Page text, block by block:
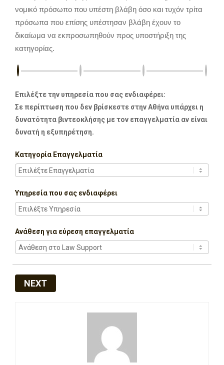
νομικό πρόσωπο που υπέστη βλάβη όσο και τυχόν τρίτα
πρόσωπα που επίσης υπέστησαν βλάβη έχουν το
δικαίωμα να εκπροσωπηθούν προς υποστήριξη της
κατηγορίας.
Επιλέξτε την υπηρεσία που σας ενδιαφέρει:
Σε περίπτωση που δεν βρίσκεστε στην Αθήνα υπάρχει η
δυνατότητα βιντεοκλήσης με τον επαγγελματία αν είναι
δυνατή η εξυπηρέτηση.
Κατηγορία Επαγγελματία
Υπηρεσία που σας ενδιαφέρει
Ανάθεση για εύρεση επαγγελματία
NEXT